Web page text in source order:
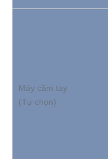
Máy cầm tay
(Tự chọn)